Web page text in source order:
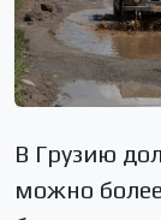
В Грузию
можно